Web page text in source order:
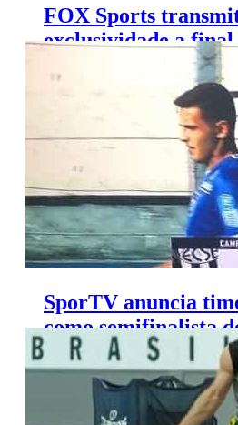
FOX Sports
exclusividade a
Europa League
SporTV anuncia
como semifinalista
A2